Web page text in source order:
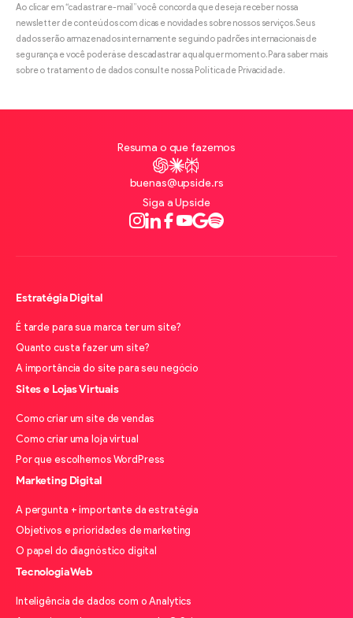
Ao clicar em “cadastrar e-mail” você concorda que deseja receber nossa
newsletter de conteúdos com dicas e novidades sobre nossos serviços. Seus
dados serão armazenados internamente seguindo padrões internacionais de
segurança e você poderá se descadastrar a qualquer momento. Para saber mais
sobre o tratamento de dados consulte nossa Política de Privacidade.
Resuma o que fazemos
ChatGPT
Claude
Perplexity
buenas@upside.rs
Siga a Upside
Instagram
LinkedIn
Facebook
Youtube
Google
Spotify
Estratégia Digital
É tarde para sua marca ter um site?
Quanto custa fazer um site?
A importância do site para seu negócio
Sites e Lojas Virtuais
Como criar um site de vendas
Como criar uma loja virtual
Por que escolhemos WordPress
Marketing Digital
A pergunta + importante da estratégia
Objetivos e prioridades de marketing
O papel do diagnóstico digital
Tecnologia Web
Inteligência de dados com o Analytics